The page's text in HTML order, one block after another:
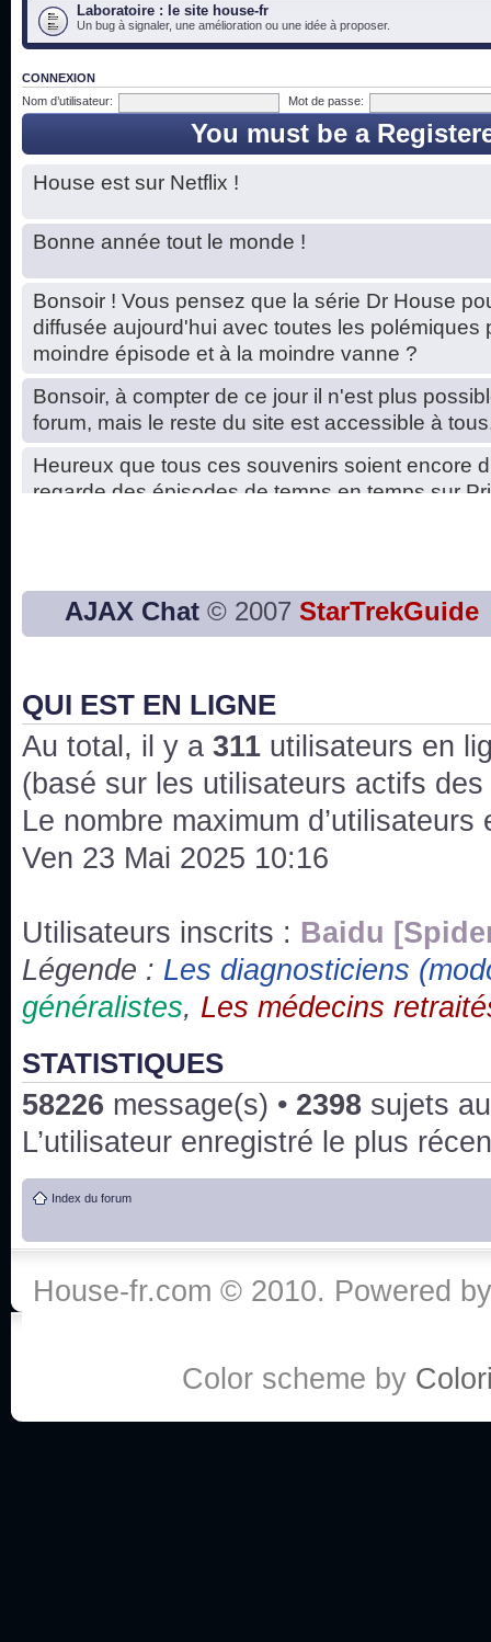
Laboratoire : le site house-fr
Un bug à signaler, une amélioration ou une idée à proposer.
CONNEXION
Nom d’utilisateur:
Mot de passe:
You must be a
House est sur Netflix !
Bonne année tout le monde !
Bonsoir ! Vous pensez que la série Dr House
diffusée aujourd'hui avec toutes les polémiques
moindre épisode et à la moindre vanne ?
Bonsoir, à compter de ce jour il n'est plus
forum, mais le reste du site est accessible à
Heureux que tous ces souvenirs soient encore
regarde des épisodes de temps en temps sur
Bon, 2020, ça n'a pas trop marché. JE vous
issus des saisons 6; 7 et 8 !
Bonne année 2020 !
Bonne année 2019 !
Joyeux Noël !
Bonne année tout le monde !
Un peu de ménage, spams supprimés. Depuis
chaines françaises diffusent House, HD1 et
3x24 Human Error mais je suis pas sur
Bonjour j'aimerais que l'on m'aide à trouver un
qu'une personne fait un arrêt cardiaque mais
:he:
Salut tout le monde ! Je me fais un petit après
AJAX Chat © 2007 StarTrekGuide
QUI EST EN LIGNE
Au total, il y a 311 utilisateurs en
(basé sur les utilisateurs actifs
Le nombre maximum
Ven 23 Mai 2025 10:16
Utilisateurs inscrits : Baidu
Légende : Les diagnosticiens
généralistes, Les médecins
STATISTIQUES
58226 message(s) • 2398 sujets
L’utilisateur enregistré le plus
Index du forum
House-fr.com © 2010. Powered
Color scheme by